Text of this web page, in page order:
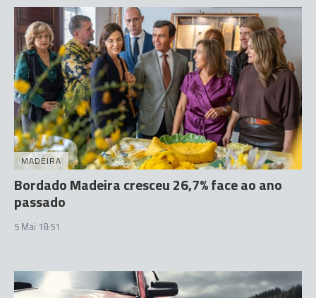
MADEIRA
Bordado Madeira cresceu 26,7% face ao ano
passado
5 Mai 18:51